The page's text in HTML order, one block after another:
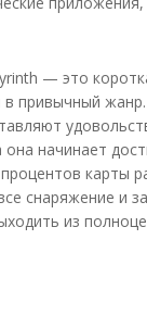
— это
в привычный
она начинает
карты
снаряжение и
из